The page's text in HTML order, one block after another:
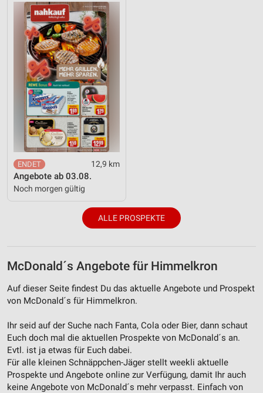
12,9 km
Angebote ab 03.08.
Noch morgen gültig
ALLE PROSPEKTE
McDonald´s Angebote für Himmelkron
Auf dieser Seite findest Du das aktuelle Angebote und Prospekt
von McDonald´s für Himmelkron.
Ihr seid auf der Suche nach Fanta, Cola oder Bier, dann schaut
Euch doch mal die aktuellen Prospekte von McDonald´s an.
Evtl. ist ja etwas für Euch dabei.
Für alle kleinen Schnäppchen-Jäger stellt weekli aktuelle
Prospekte und Angebote online zur Verfügung, damit Ihr auch
keine Angebote von McDonald´s mehr verpasst. Einfach von